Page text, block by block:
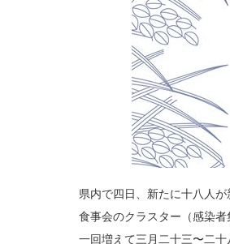
県内で四日、新たに十八人
食事会のクラスター（感染
一回増えて三月二十三〜二十